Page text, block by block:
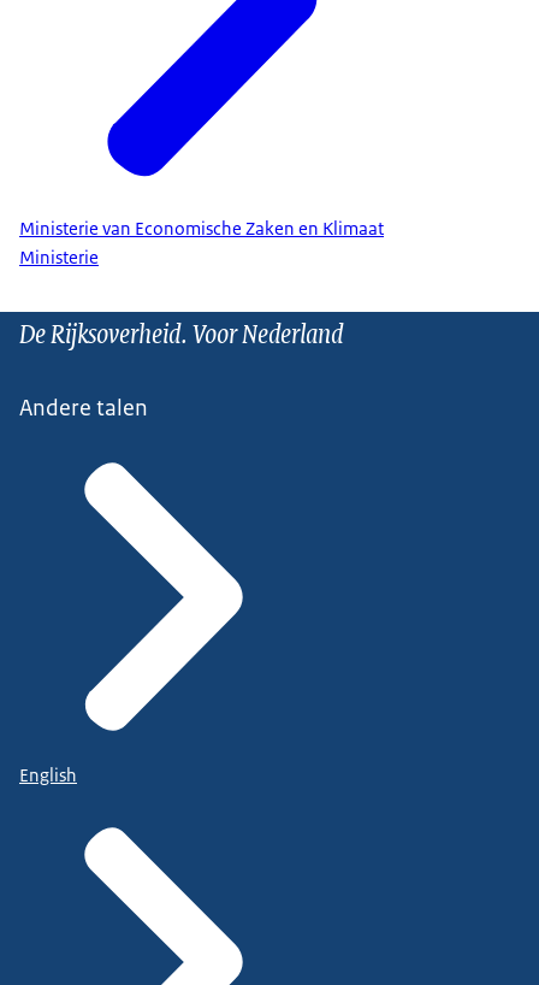
Ministerie van Economische Zaken en Klimaat
Ministerie
De Rijksoverheid. Voor Nederland
Andere talen
English